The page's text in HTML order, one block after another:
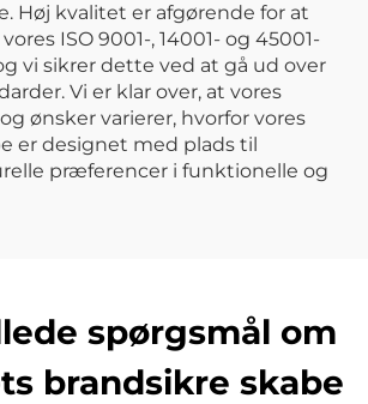
Høj kvalitet er afgørende for at
ISO 9001-, 14001- og 45001-
vi sikrer dette ved at gå ud over
Vi er klar over, at vores
ønsker varierer, hvorfor vores
er designet med plads til
præferencer i funktionelle og
spørgsmål om
brandsikre skabe